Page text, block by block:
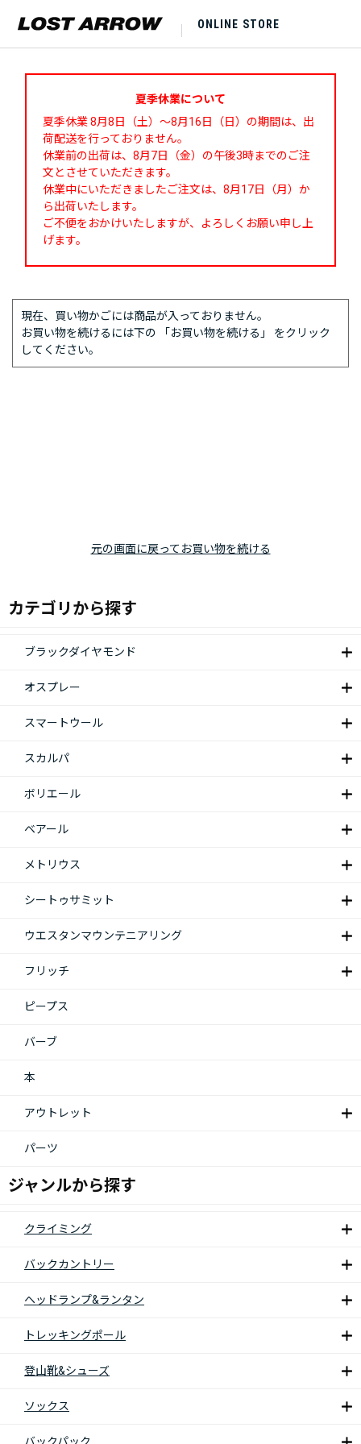
ONLINE STORE
夏季休業について
夏季休業 8月8日（土）～8月16日（日）の期間は、出
荷配送を行っておりません。
休業前の出荷は、8月7日（金）の午後3時までのご注
文とさせていただきます。
休業中にいただきましたご注文は、8月17日（月）か
ら出荷いたします。
ご不便をおかけいたしますが、よろしくお願い申し上
げます。
現在、買い物かごには商品が入っておりません。
お買い物を続けるには下の 「お買い物を続ける」 をクリック
してください。
元の画面に戻ってお買い物を続ける
カテゴリから探す
ブラックダイヤモンド
オスプレー
スマートウール
スカルパ
ボリエール
ベアール
メトリウス
シートゥサミット
ウエスタンマウンテニアリング
フリッチ
ピープス
バーブ
本
アウトレット
パーツ
ジャンルから探す
クライミング
バックカントリー
ヘッドランプ&ランタン
トレッキングポール
登山靴&シューズ
ソックス